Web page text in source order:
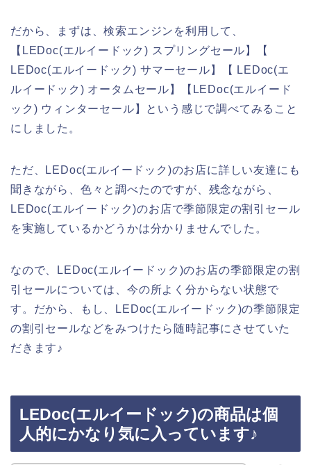
だから、まずは、検索エンジンを利用して、
【LEDoc(エルイードック) スプリングセール】【
LEDoc(エルイードック) サマーセール】【 LEDoc(エ
ルイードック) オータムセール】【LEDoc(エルイード
ック) ウィンターセール】という感じで調べてみること
にしました。
ただ、LEDoc(エルイードック)のお店に詳しい友達にも
聞きながら、色々と調べたのですが、残念ながら、
LEDoc(エルイードック)のお店で季節限定の割引セール
を実施しているかどうかは分かりませんでした。
なので、LEDoc(エルイードック)のお店の季節限定の割
引セールについては、今の所よく分からない状態で
す。だから、もし、LEDoc(エルイードック)の季節限定
の割引セールなどをみつけたら随時記事にさせていた
だきます♪
LEDoc(エルイードック)の商品は個
人的にかなり気に入っています♪